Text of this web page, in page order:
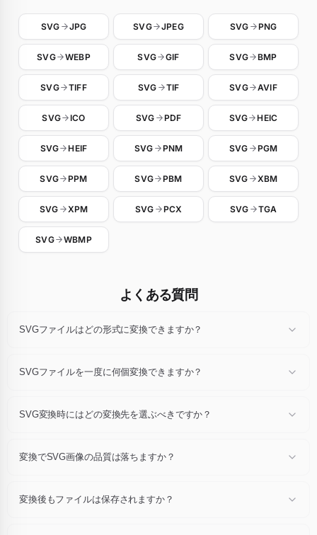
SVG JPG SVG JPEG SVG PNG
SVG WEBP SVG GIF SVG BMP
SVG TIFF SVG TIF SVG AVIF
SVG ICO SVG PDF SVG HEIC
SVG HEIF SVG PNM SVG PGM
SVG PPM SVG PBM SVG XBM
SVG XPM SVG PCX SVG TGA
SVG WBMP
よくある質問
SVGファイルはどの形式に変換できますか？
TIFF、PDF、ICOに変換できます。ファイルをドロップ後、ドロップダ
SVGファイルを一度に何個変換できますか？
き、一括でZIPアーカイブとしてダウンロードできます。
SVG変換時にはどの変換先を選ぶべきですか？
はPDFまたはTIFF、ファビコンにはICOを選択してください。迷ったら
変換でSVG画像の品質は落ちますか？
可能なアーティファクトは非常に稀で、通常の表示サイズでは元画像と
変換後もファイルは保存されますか？